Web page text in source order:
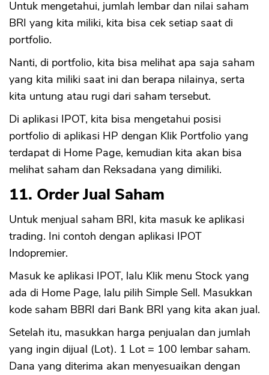
Untuk mengetahui, jumlah lembar dan nilai saham
BRI yang kita miliki, kita bisa cek setiap saat di
portfolio.
Nanti, di portfolio, kita bisa melihat apa saja saham
yang kita miliki saat ini dan berapa nilainya, serta
kita untung atau rugi dari saham tersebut.
Di aplikasi IPOT, kita bisa mengetahui posisi
portfolio di aplikasi HP dengan Klik Portfolio yang
terdapat di Home Page, kemudian kita akan bisa
melihat saham dan Reksadana yang dimiliki.
11. Order Jual Saham
Untuk menjual saham BRI, kita masuk ke aplikasi
trading. Ini contoh dengan aplikasi IPOT
Indopremier.
Masuk ke aplikasi IPOT, lalu Klik menu Stock yang
ada di Home Page, lalu pilih Simple Sell. Masukkan
kode saham BBRI dari Bank BRI yang kita akan jual.
Setelah itu, masukkan harga penjualan dan jumlah
yang ingin dijual (Lot). 1 Lot = 100 lembar saham.
Dana yang diterima akan menyesuaikan dengan